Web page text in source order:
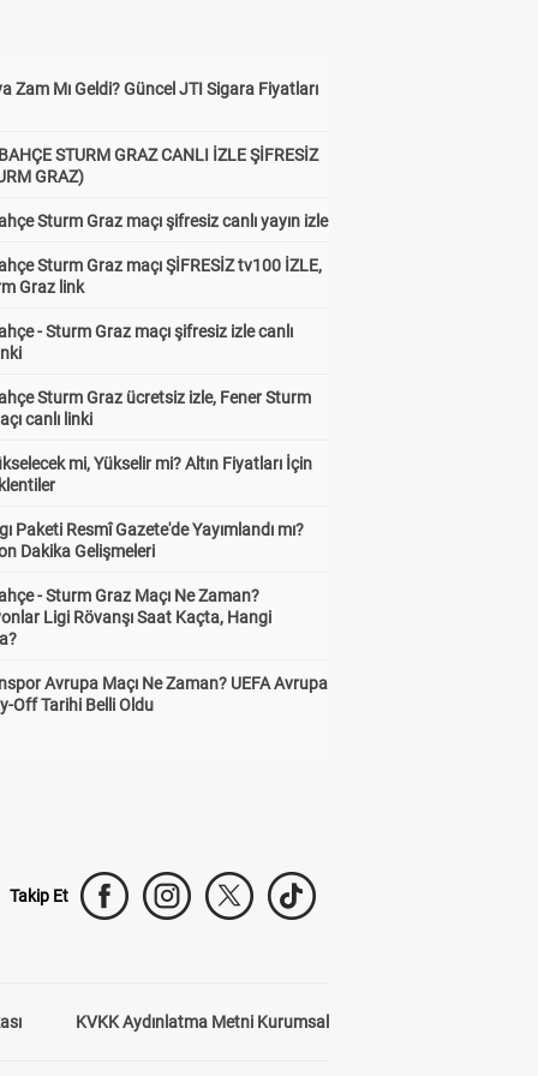
Zam Mı Geldi? Güncel JTI Sigara Fiyatları
STURM GRAZ CANLI İZLE ŞİFRESİZ
GRAZ)
Sturm Graz maçı şifresiz canlı yayın izle
Sturm Graz maçı ŞİFRESİZ tv100 İZLE,
Graz link
- Sturm Graz maçı şifresiz izle canlı
Sturm Graz ücretsiz izle, Fener Sturm
canlı linki
mi, Yükselir mi? Altın Fiyatları İçin
Paketi Resmî Gazete'de Yayımlandı mı?
Dakika Gelişmeleri
- Sturm Graz Maçı Ne Zaman?
Ligi Rövanşı Saat Kaçta, Hangi
Avrupa Maçı Ne Zaman? UEFA Avrupa
Off Tarihi Belli Oldu
Takip Et
KVKK Aydınlatma Metni Kurumsal